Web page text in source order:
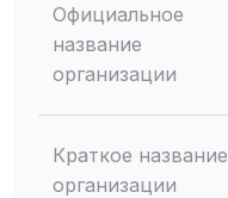
Официальное
название
организации
Краткое название
организации